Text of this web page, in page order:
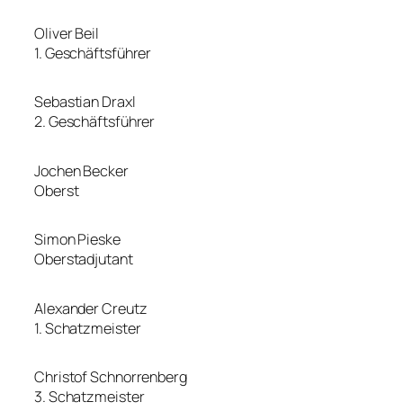
Oliver Beil
1. Geschäftsführer
Sebastian Draxl
2. Geschäftsführer
Jochen Becker
Oberst
Simon Pieske
Oberstadjutant
Alexander Creutz
1. Schatzmeister
Christof Schnorrenberg
3. Schatzmeister